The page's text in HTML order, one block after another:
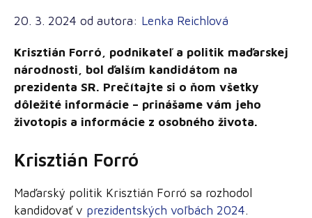
20. 3. 2024 od autora: Lenka Reichlová
Krisztián Forró, podnikateľ a politik maďarskej
národnosti, bol ďalším kandidátom na
prezidenta SR. Prečítajte si o ňom všetky
dôležité informácie – prinášame vám jeho
životopis a informácie z osobného života.
Krisztián Forró
Maďarský politik Krisztián Forró sa rozhodol
kandidovať v prezidentských voľbách 2024.